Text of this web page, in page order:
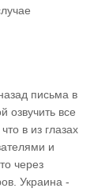
письма в
все
в из глазах
и
через
Украина -